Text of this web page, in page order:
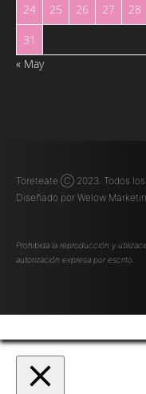
24
25 26 27 28
31
« May
Toreteate Ⓒ 2023. Todos
Diseñado por Welow
Prohibida la reproducción y
autorización expresa por escrito.